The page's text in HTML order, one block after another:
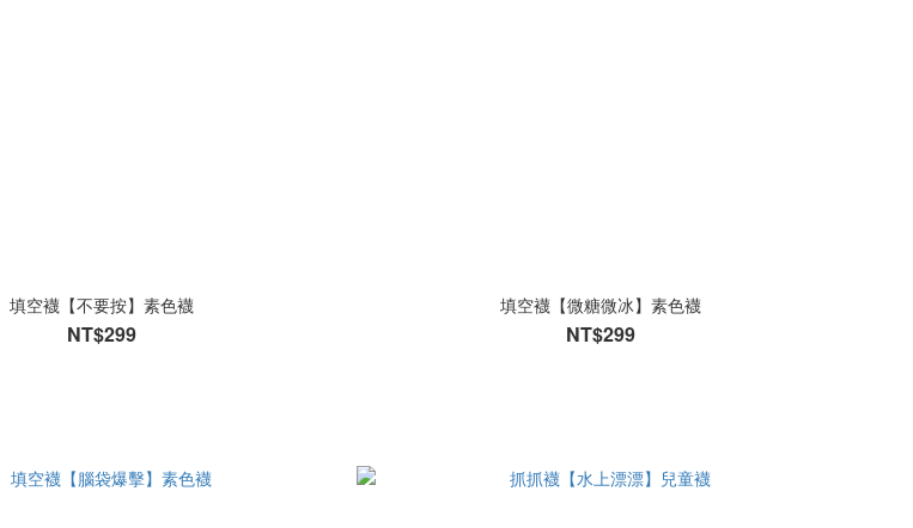
填空襪【不要按】素色襪
NT$299
填空襪【微糖微冰】素色襪
NT$299